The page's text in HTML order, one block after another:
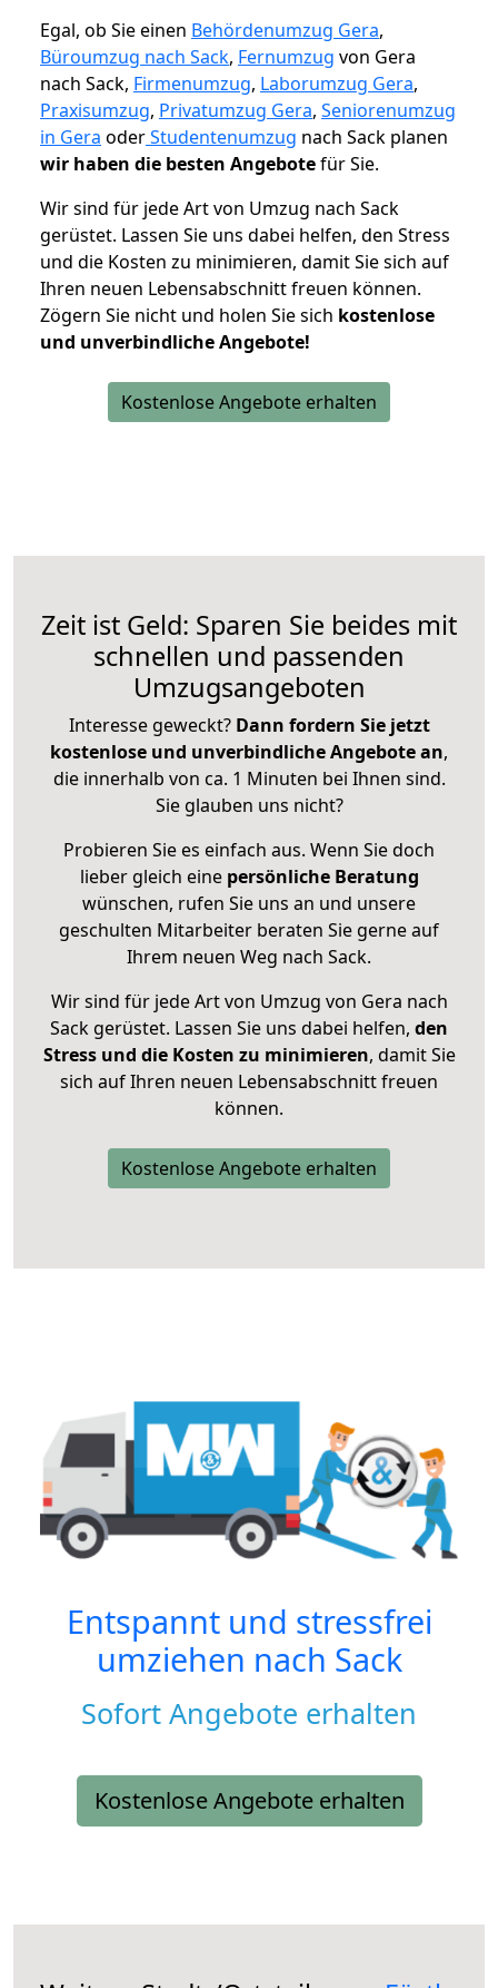
Egal, ob Sie einen Behördenumzug Gera,
Büroumzug nach Sack, Fernumzug von Gera
nach Sack, Firmenumzug, Laborumzug Gera,
Praxisumzug, Privatumzug Gera, Seniorenumzug
in Gera oderStudentenumzug nach Sack planen
wir haben die besten Angebotefür Sie.
Wir sind für jede Art von Umzug nach Sack
gerüstet. Lassen Sie uns dabei helfen, den Stress
und die Kosten zu minimieren, damit Sie sich auf
Ihren neuen Lebensabschnitt freuen können.
Zögern Sie nicht und holen Sie sich kostenlose
und unverbindliche Angebote!
Kostenlose Angebote erhalten
Zeit ist Geld: Sparen Sie beides mit
schnellen und passenden
Umzugsangeboten
Interesse geweckt? Dann fordern Sie jetzt
kostenlose und unverbindliche Angebote an,
die innerhalb von ca. 1 Minuten bei Ihnen sind.
Sie glauben uns nicht?
Probieren Sie es einfach aus. Wenn Sie doch
lieber gleich eine persönliche Beratung
wünschen, rufen Sie uns an und unsere
geschulten Mitarbeiter beraten Sie gerne auf
Ihrem neuen Weg nach Sack.
Wir sind für jede Art von Umzug von Gera nach
Sack gerüstet. Lassen Sie uns dabei helfen, den
Stress und die Kosten zu minimieren, damit Sie
sich auf Ihren neuen Lebensabschnitt freuen
können.
Kostenlose Angebote erhalten
Entspannt und stressfrei
umziehen nach Sack
Sofort Angebote erhalten
Kostenlose Angebote erhalten